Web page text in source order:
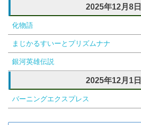
2025年12月8日
化物語
まじかるすいーとプリズムナナ
銀河英雄伝説
2025年12月1日
バーニングエクスプレス